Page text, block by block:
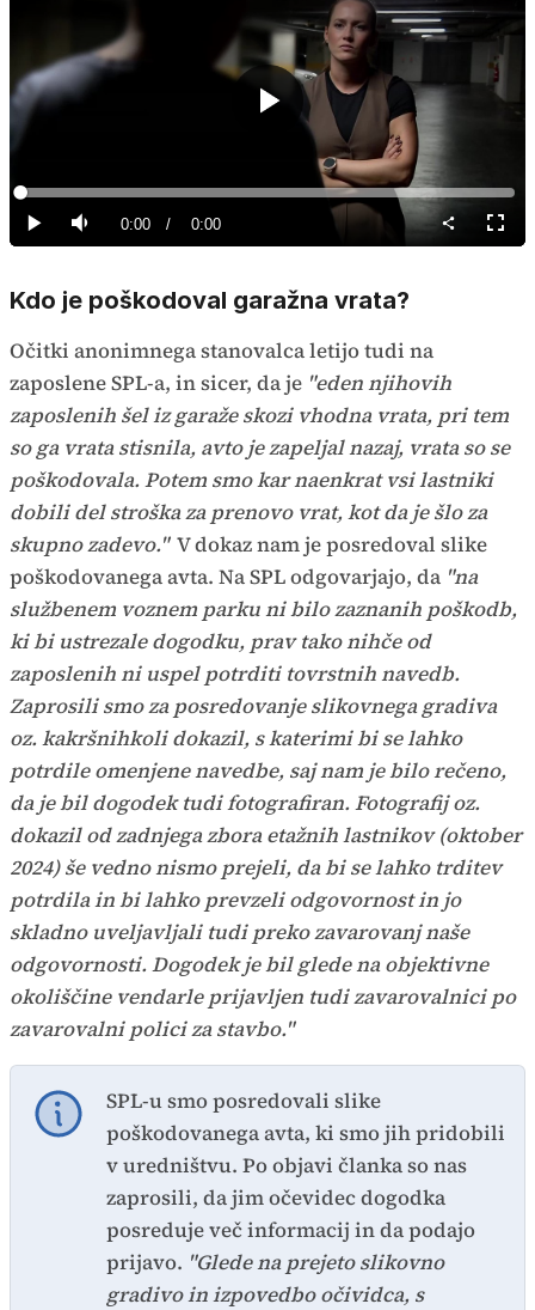
Predvajaj
PredvajajTiho Current
0:00 / Duration
0:00
Loaded:
0%
način
Kdo je poškodoval garažna vrata?
Očitki anonimnega stanovalca letijo tudi na
zaposlene SPL-a, in sicer, da je "eden njihovih
zaposlenih šel iz garaže skozi vhodna vrata, pri tem
so ga vrata stisnila, avto je zapeljal nazaj, vrata so se
poškodovala. Potem smo kar naenkrat vsi lastniki
dobili del stroška za prenovo vrat, kot da je šlo za
skupno zadevo." V dokaz nam je posredoval slike
poškodovanega avta. Na SPL odgovarjajo, da "na
službenem voznem parku ni bilo zaznanih poškodb,
ki bi ustrezale dogodku, prav tako nihče od
zaposlenih ni uspel potrditi tovrstnih navedb.
Zaprosili smo za posredovanje slikovnega gradiva
oz. kakršnihkoli dokazil, s katerimi bi se lahko
potrdile omenjene navedbe, saj nam je bilo rečeno,
da je bil dogodek tudi fotografiran. Fotografij oz.
dokazil od zadnjega zbora etažnih lastnikov (oktober
2024) še vedno nismo prejeli, da bi se lahko trditev
potrdila in bi lahko prevzeli odgovornost in jo
skladno uveljavljali tudi preko zavarovanj naše
odgovornosti. Dogodek je bil glede na objektivne
okoliščine vendarle prijavljen tudi zavarovalnici po
zavarovalni polici za stavbo."
SPL-u smo posredovali slike
poškodovanega avta, ki smo jih pridobili
v uredništvu. Po objavi članka so nas
zaprosili, da jim očevidec dogodka
posreduje več informacij in da podajo
prijavo. "Glede na prejeto slikovno
gradivo in izpovedbo očividca, s